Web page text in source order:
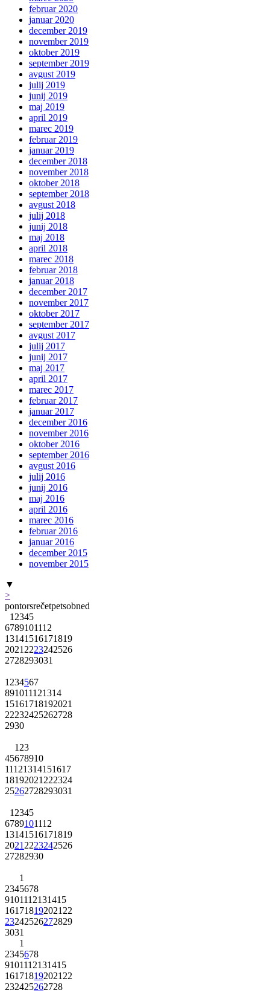
februar 2020
januar 2020
december 2019
november 2019
oktober 2019
september 2019
avgust 2019
julij 2019
junij 2019
maj 2019
april 2019
marec 2019
februar 2019
januar 2019
december 2018
november 2018
oktober 2018
september 2018
avgust 2018
julij 2018
junij 2018
maj 2018
april 2018
marec 2018
februar 2018
januar 2018
december 2017
november 2017
oktober 2017
september 2017
avgust 2017
julij 2017
junij 2017
maj 2017
april 2017
marec 2017
februar 2017
januar 2017
december 2016
november 2016
oktober 2016
september 2016
avgust 2016
julij 2016
junij 2016
maj 2016
april 2016
marec 2016
februar 2016
januar 2016
december 2015
november 2015
▼
>
pontorsrečetpetsobned
1 2345
6789101112
13141516171819
2021 2223242526
2728293031
1 234567
891011121314
15161718192021
22232425262728
2930
1 23
45678910
11121314151617
18192021 222324
25262728293031
1 2345
6789101112
13141516171819
2021 2223242526
27282930
1
2345678
9101112131415
161718192021 22
23242526272829
3031
1
2345678
9101112131415
161718192021 22
232425262728